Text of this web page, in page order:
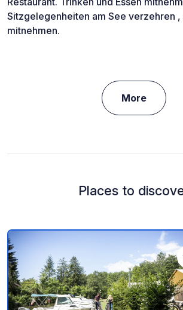
Sitzgelegenheiten am See verzehren
mitnehmen.
More
Places to